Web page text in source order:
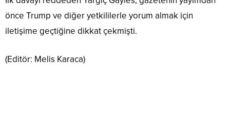
önce Trump ve diğer yetkililerle yorum almak için
iletişime geçtiğine dikkat çekmişti.
(Editör: Melis Karaca)